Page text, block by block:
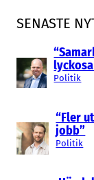
SENASTE
Politik
“Fler
jobb”
Politik